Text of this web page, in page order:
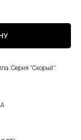
Серия "Скорый".